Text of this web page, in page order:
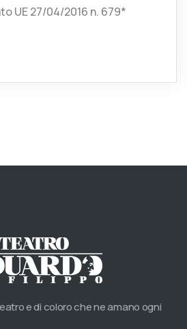
UE 27/04/2016 n. 679*
e di coloro che ne amano ogni